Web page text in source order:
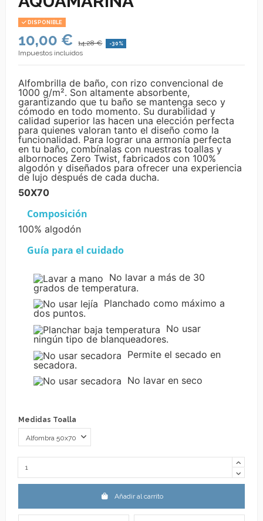
DISPONIBLE
10,00 € 14,28 € -30%
Impuestos incluidos
Alfombrilla de baño, con rizo convencional de
1000 g/m². Son altamente absorbente,
garantizando que tu baño se mantenga seco y
cómodo en todo momento. Su durabilidad y
calidad superior las hacen una elección perfecta
para quienes valoran tanto el diseño como la
funcionalidad. Para lograr una armonía perfecta
en tu baño, combínalas con nuestras toallas y
albornoces Zero Twist, fabricados con 100%
algodón y diseñados para ofrecer una experiencia
de lujo después de cada ducha.
50X70
Composición
100% algodón
Guía para el cuidado
No lavar a más de 30
grados de temperatura.
Planchado como máximo a
dos puntos.
No usar
ningún tipo de blanqueadores.
Permite el secado en
secadora.
No lavar en seco
Medidas Toalla
Añadir al carrito